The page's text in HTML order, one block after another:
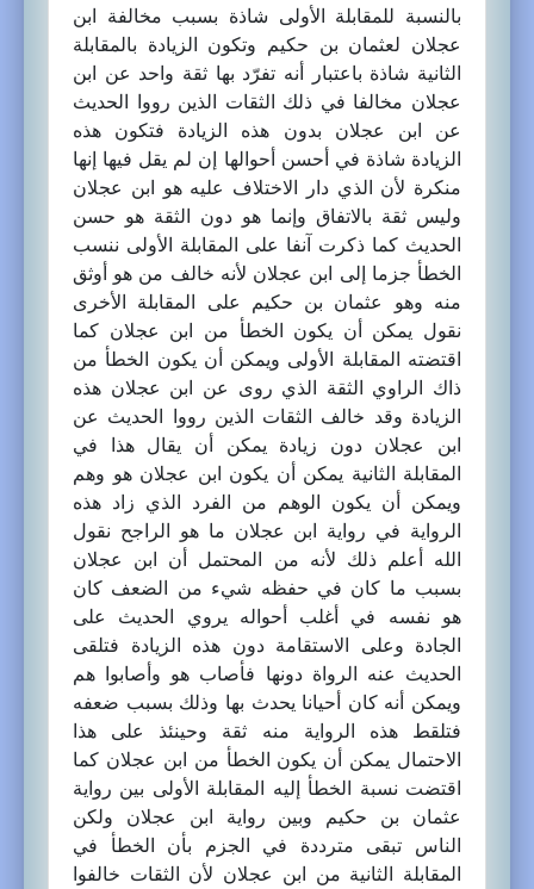
بالنسبة للمقابلة الأولى شاذة بسبب مخالفة ابن
عجلان لعثمان بن حكيم وتكون الزيادة بالمقابلة
الثانية شاذة باعتبار أنه تفرّد بها ثقة واحد عن ابن
عجلان مخالفا في ذلك الثقات الذين رووا الحديث
عن ابن عجلان بدون هذه الزيادة فتكون هذه
الزيادة شاذة في أحسن أحوالها إن لم يقل فيها إنها
منكرة لأن الذي دار الاختلاف عليه هو ابن عجلان
وليس ثقة بالاتفاق وإنما هو دون الثقة هو حسن
الحديث كما ذكرت آنفا على المقابلة الأولى ننسب
الخطأ جزما إلى ابن عجلان لأنه خالف من هو أوثق
منه وهو عثمان بن حكيم على المقابلة الأخرى
نقول يمكن أن يكون الخطأ من ابن عجلان كما
اقتضته المقابلة الأولى ويمكن أن يكون الخطأ من
ذاك الراوي الثقة الذي روى عن ابن عجلان هذه
الزيادة وقد خالف الثقات الذين رووا الحديث عن
ابن عجلان دون زيادة يمكن أن يقال هذا في
المقابلة الثانية يمكن أن يكون ابن عجلان هو وهم
ويمكن أن يكون الوهم من الفرد الذي زاد هذه
الرواية في رواية ابن عجلان ما هو الراجح نقول
الله أعلم ذلك لأنه من المحتمل أن ابن عجلان
بسبب ما كان في حفظه شيء من الضعف كان
هو نفسه في أغلب أحواله يروي الحديث على
الجادة وعلى الاستقامة دون هذه الزيادة فتلقى
الحديث عنه الرواة دونها فأصاب هو وأصابوا هم
ويمكن أنه كان أحيانا يحدث بها وذلك بسبب ضعفه
فتلقط هذه الرواية منه ثقة وحينئذ على هذا
الاحتمال يمكن أن يكون الخطأ من ابن عجلان كما
اقتضت نسبة الخطأ إليه المقابلة الأولى بين رواية
عثمان بن حكيم وبين رواية ابن عجلان ولكن
الناس تبقى مترددة في الجزم بأن الخطأ في
المقابلة الثانية من ابن عجلان لأن الثقات خالفوا